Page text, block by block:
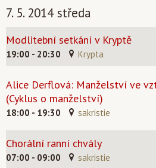
7. 5. 2014 středa
Modlitební setkání v Kryptě
19:00 - 20:30 Krypta
Alice Derflová: Manželství ve
(Cyklus o manželství)
18:00 - 19:30 sakristie
Chorální ranní chvály
07:00 - 09:00 sakristie